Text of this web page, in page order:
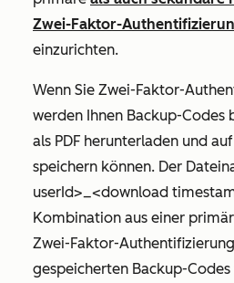
Zwei-Faktor-
einzurichten.
Wenn Sie Zwei-Faktor-
werden Ihnen Backup-Codes
als PDF herunterladen und
speichern können. Der
userId>_<download
Kombination aus einer
Zwei-Faktor-
gespeicherten Backup-